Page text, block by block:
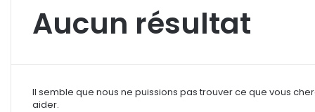
Aucun résultat
Il semble que nous ne puissions pas trouver ce que vous
aider.